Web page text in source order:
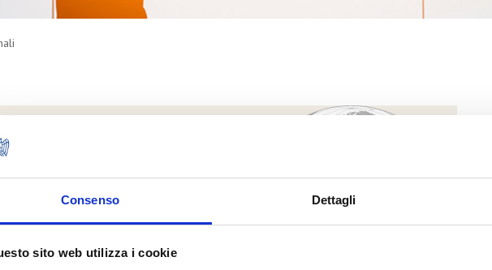
Consenso Dettagli
sito web utilizza i cookie